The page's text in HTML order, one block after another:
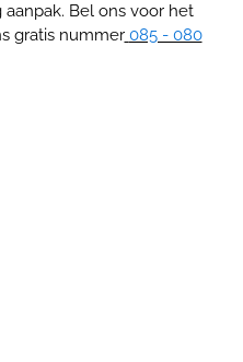
Bel ons voor het
gratis nummer 085 - 080